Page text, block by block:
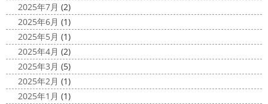
は真冬の寒さとなりましたがいかがお過ごしですか？
先
日は都内の夜桜を観に行きました
例年よりも大分寒いお
花見になりましたがとても綺麗でした(*^_^*)
帰りは人気
のハン ...
2020/11/26
海散歩
＊湘南の外壁塗装専門店＊
こんにちわ☼ 最近はグッと気温が下がり
寒くなりましたね
気づけば今年も後一
か月ちょっと(´ﾟдﾟ｀) 早い早い
ロナが危険な感じになってきたので、海にはたくさんの人
が来てました！！ でも、海なら ...
2025年7月 (2)
2025年6月 (1)
2025年5月 (1)
2025年4月 (2)
2025年3月 (5)
2025年2月 (1)
2025年1月 (1)